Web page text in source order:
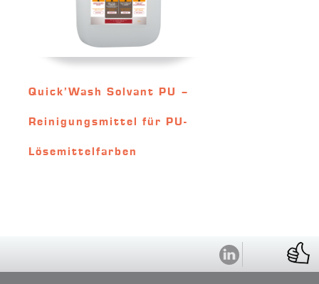
Quick’Wash Solvant PU –
Reinigungsmittel für PU-
Lösemittelfarben